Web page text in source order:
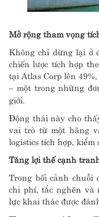
Mở rộng tham vọng
Không chỉ dừng lại ở
chiến lược tích hợp
tại Atlas Corp lên
– một trong những
giới.
Động thái này cho
vai trò từ một hãng
logistics tích hợp,
Tăng lợi thế cạnh
Trong bối cảnh
chi phí, tắc nghẽn
lực khai thác được